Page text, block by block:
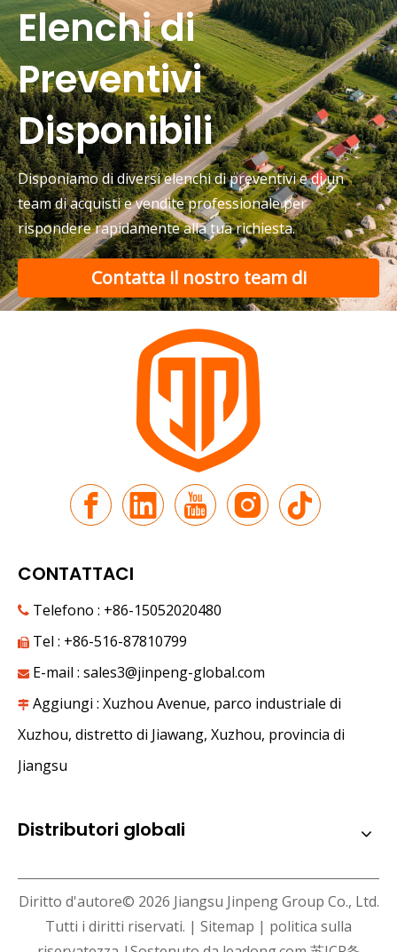
Risciò elettrico vs triciclo elettrico per passeggeri per il trasporto urbano
Confronta i risciò elettrici con i tricicli elettrici per
Sotto i Monti Tianshan, a giugno, i dolci frutti
Elenchi di
Preventivi
Disponibili
Disponiamo di diversi elenchi di preventivi e di un
team di acquisti e vendite professionale per
rispondere rapidamente alla tua richiesta.
Contatta il nostro team di
supporto
CONTATTACI
 Telefono : +86-15052020480
 Tel : +86-516-87810799
 E-mail : sales3@jinpeng-global.com
 Aggiungi : Xuzhou Avenue, parco industriale di
Xuzhou, distretto di Jiawang, Xuzhou, provincia di
Jiangsu
Distributori globali
Diritto d'autore© 2026 Jiangsu Jinpeng Group Co., Ltd.
Tutti i diritti riservati. | Sitemap | politica sulla